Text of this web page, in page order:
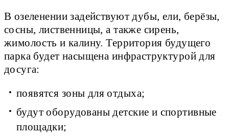
В озеленении задействуют дубы, ели, берёзы,
сосны, лиственницы, а также сирень,
жимолость и калину. Территория будущего
парка будет насыщена инфраструктурой для
досуга:
появятся зоны для отдыха;
будут оборудованы детские и спортивные
площадки;